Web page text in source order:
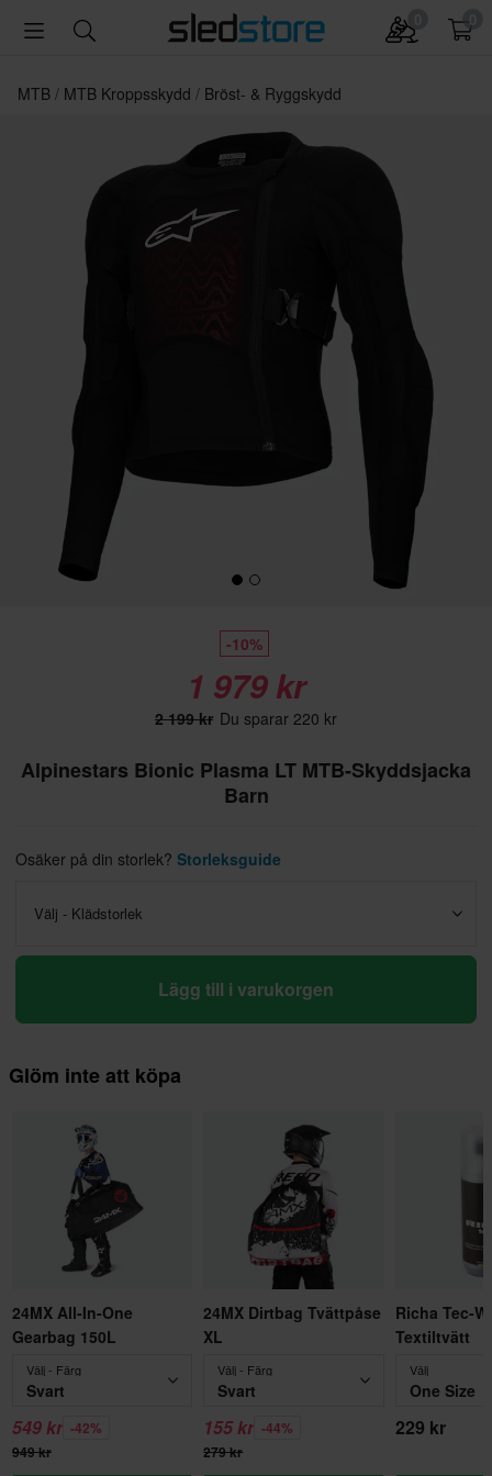
MTB MTB Kroppsskydd Bröst- & Ryggskydd
-10%
1 979 kr
2 199 kr Du sparar 220 kr
Alpinestars Bionic Plasma LT MTB-Skyddsjacka
Barn
Osäker på din storlek? Storleksguide
Välj - Klädstorlek
Lägg till i varukorgen
Glöm inte att köpa
24MX All-In-One
Gearbag 150L
Välj - Färg
Svart
549 kr -42%
949 kr
24MX Dirtbag Tvättpåse
XL
Välj - Färg
Svart
155 kr -44%
279 kr
Richa Tec-
Textiltvätt
Välj
One Size
229 kr